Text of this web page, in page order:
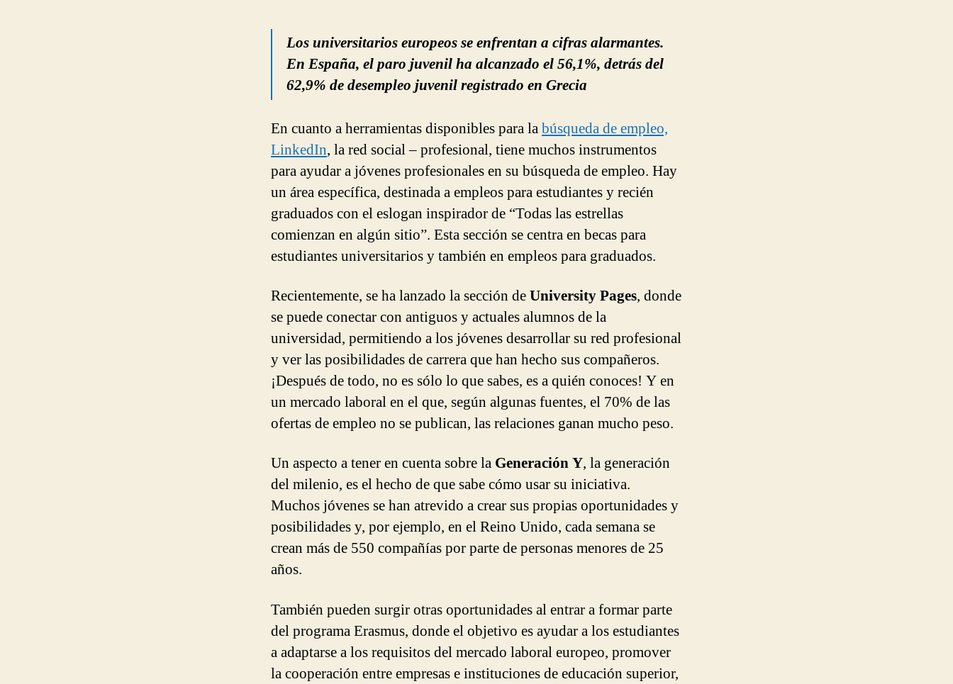
Los universitarios europeos se enfrentan a cifras alarmantes.
En España, el paro juvenil ha alcanzado el 56,1%, detrás del
62,9% de desempleo juvenil registrado en Grecia
En cuanto a herramientas disponibles para labúsqueda de empleo,
LinkedIn, la red social – profesional, tiene muchos instrumentos
para ayudar a jóvenes profesionales en su búsqueda de empleo. Hay
un área específica, destinada a empleos para estudiantes y recién
graduados con el eslogan inspirador de “Todas las estrellas
comienzan en algún sitio”. Esta sección se centra en becas para
estudiantes universitarios y también en empleos para graduados.
Recientemente, se ha lanzado la sección deUniversity Pages, donde
se puede conectar con antiguos y actuales alumnos de la
universidad, permitiendo a los jóvenes desarrollar su red profesional
y ver las posibilidades de carrera que han hecho sus compañeros.
¡Después de todo, no es sólo lo que sabes, es a quién conoces! Y en
un mercado laboral en el que, según algunas fuentes, el 70% de las
ofertas de empleo no se publican, las relaciones ganan mucho peso.
Un aspecto a tener en cuenta sobre la Generación Y, la generación
del milenio, es el hecho de que sabe cómo usar su iniciativa.
Muchos jóvenes se han atrevido a crear sus propias oportunidades y
posibilidades y, por ejemplo, en el Reino Unido, cada semana se
crean más de 550 compañías por parte de personas menores de 25
años.
También pueden surgir otras oportunidades al entrar a formar parte
del programa Erasmus, donde el objetivo es ayudar a los estudiantes
a adaptarse a los requisitos del mercado laboral europeo, promover
la cooperación entre empresas e instituciones de educación superior,